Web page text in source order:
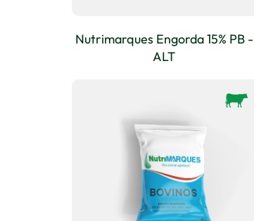
Nutrimarques Engorda 15% PB -
ALT